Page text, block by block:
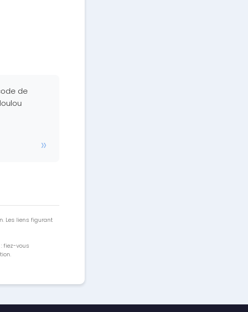
de
Les liens figurant
fiez-vous